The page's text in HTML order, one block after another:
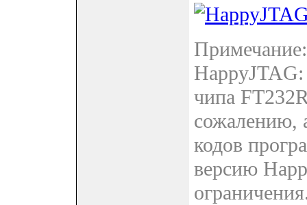
чипа
сожалению,
кодов
версию